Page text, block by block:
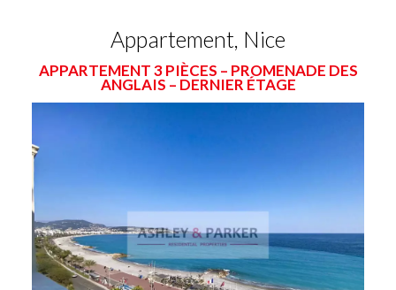
Appartement, Nice
APPARTEMENT 3 PIÈCES – PROMENADE DES
ANGLAIS – DERNIER ÉTAGE